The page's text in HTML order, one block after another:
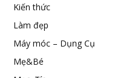
Kiến thức
Làm đẹp
Máy móc – Dụng Cụ
Mẹ&Bé